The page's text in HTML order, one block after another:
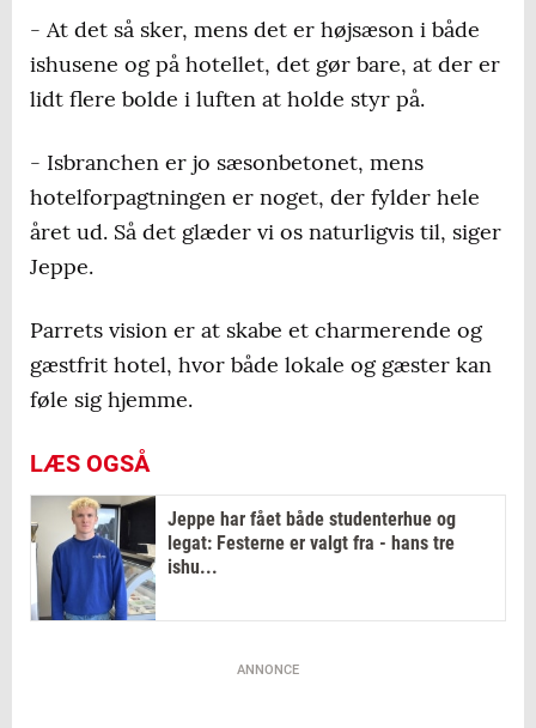
- At det så sker, mens det er højsæson i både
ishusene og på hotellet, det gør bare, at der er
lidt flere bolde i luften at holde styr på.
- Isbranchen er jo sæsonbetonet, mens
hotelforpagtningen er noget, der fylder hele
året ud. Så det glæder vi os naturligvis til, siger
Jeppe.
Parrets vision er at skabe et charmerende og
gæstfrit hotel, hvor både lokale og gæster kan
føle sig hjemme.
LÆS OGSÅ
Jeppe har fået både studenterhue og
legat: Festerne er valgt fra - hans tre
ishu...
ANNONCE